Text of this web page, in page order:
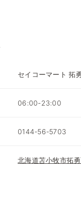
セイコーマート 拓
06:00-23:00
0144-56-5703
北海道苫小牧市拓